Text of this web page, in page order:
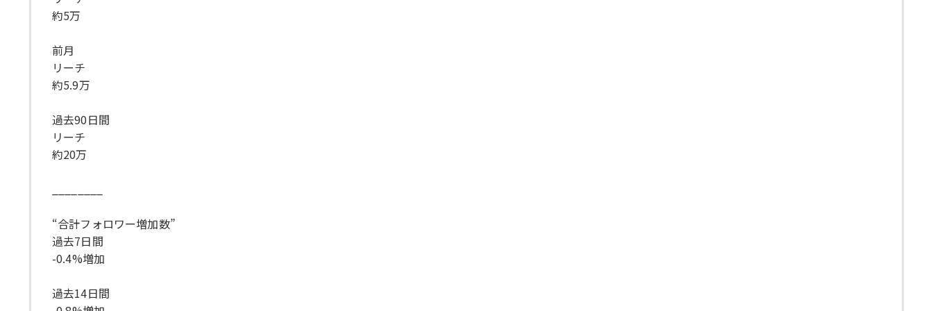
約5万
前月
リーチ
約5.9万
過去90日間
リーチ
約20万
“合計フォロワー増加数”
過去7日間
-0.4%増加
過去14日間